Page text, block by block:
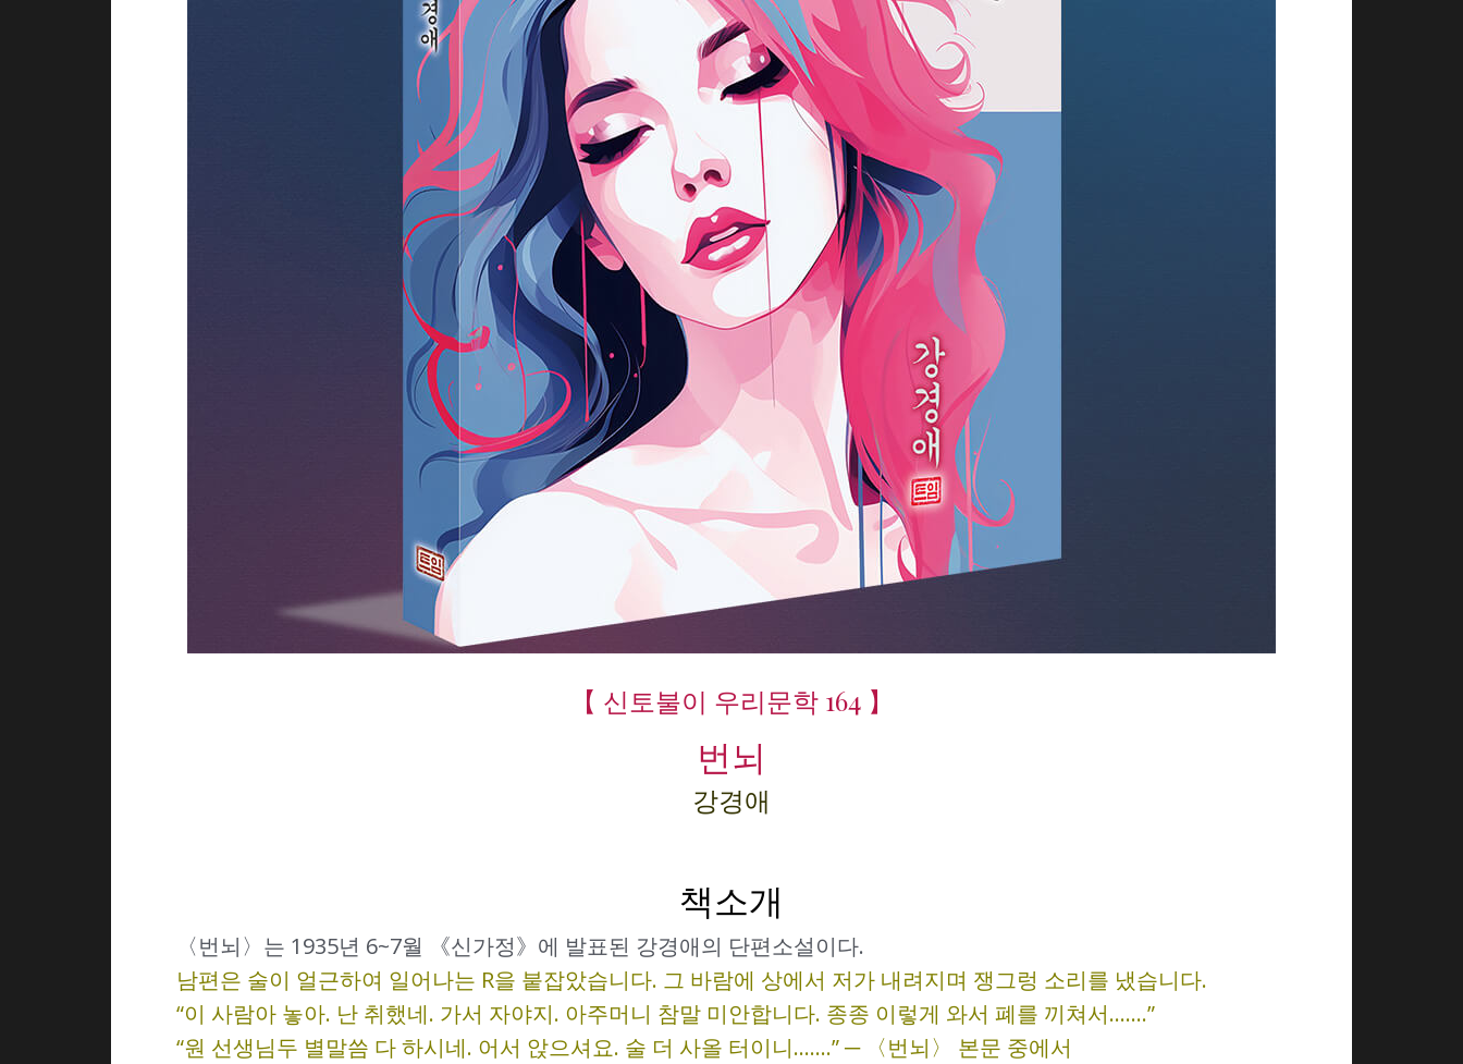
【 신토불이 우리문학 164 】
번뇌
강경애
책소개
〈번뇌〉는 1935년 6~7월 《신가정》에 발표된 강경애의 단편소설이다.
남편은 술이 얼근하여 일어나는 R을 붙잡았습니다. 그 바람에 상에서 저가 내려지며 쟁그렁 소리를 냈습니다.
“이 사람아 놓아. 난 취했네. 가서 자야지. 아주머니 참말 미안합니다. 종종 이렇게 와서 폐를 끼쳐서…….”
“원 선생님두 별말씀 다 하시네. 어서 앉으셔요. 술 더 사올 터이니…….” ─ 〈번뇌〉 본문 중에서